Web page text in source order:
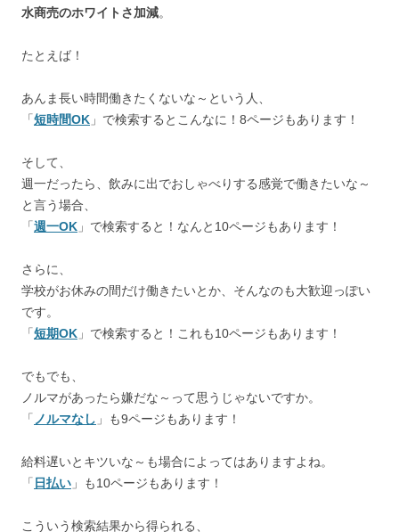
水商売のホワイトさ加減。
たとえば！
あんま長い時間働きたくないな～という人、
「短時間OK 」で検索するとこんなに！8ページもあります！
そして、
週一だったら、飲みに出でおしゃべりする感覚で働きたいな～
と言う場合、
「週一OK 」で検索すると！なんと10ページもあります！
さらに、
学校がお休みの間だけ働きたいとか、そんなのも大歓迎っぽい
です。
「短期OK 」で検索すると！これも10ページもあります！
でもでも、
ノルマがあったら嫌だな～って思うじゃないですか。
「 ノルマなし 」も9ページもあります！
給料遅いとキツいな～も場合によってはありますよね。
「 日払い 」も10ページもあります！
こういう検索結果から得られる、